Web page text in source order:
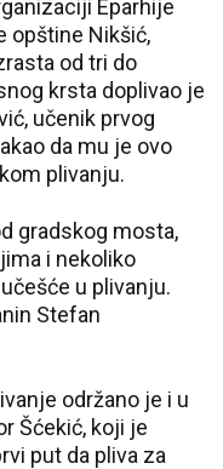
Eparhije
opštine Nikšić,
od tri do
krsta doplivao je
učenik prvog
da mu je ovo
plivanju.
gradskog mosta,
i nekoliko
u plivanju.
Stefan
održano je i u
Šćekić, koji je
put da pliva za